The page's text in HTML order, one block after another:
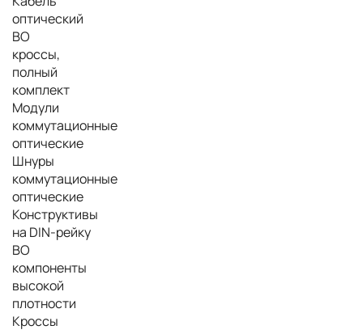
оптический
ВО
кроссы,
полный
комплект
Модули
коммутационные
оптические
Шнуры
коммутационные
оптические
Конструктивы
на DIN-рейку
ВО
компоненты
высокой
плотности
Кроссы